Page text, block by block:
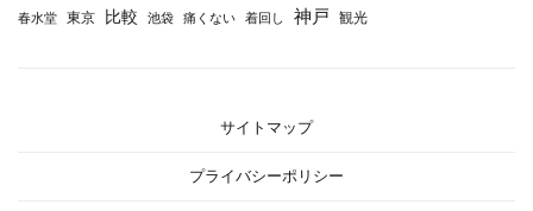
春水堂 東京 比較 池袋 痛くない 着回し 神戸 観光
サイトマップ
プライバシーポリシー